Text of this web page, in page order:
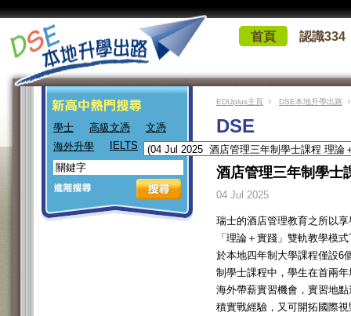
首頁 認識334
學士 高級文憑
文憑
海外升學
IELTS
EDUplus主頁 DSE本地升學出路
DSE
酒店管理三年制學士
04 Jul 2025
瑞士的酒店管理教育之所以
「理論＋實踐」雙軌教學模
於本地四年制大學課程僅設6
制學士課程中，學生在首兩
海外帶薪實習機會，實習地
積實戰經驗，又可開拓國際